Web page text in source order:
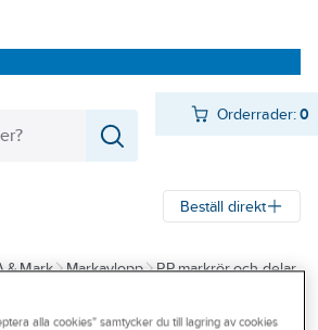
Orderrader:0
Beställ direkt
& Mark Markavlopp
PP markrör och delar
alla cookies" samtycker du till lagring av cookies